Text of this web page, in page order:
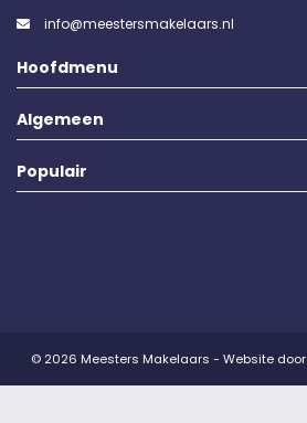
info@meestersmakelaars.nl
Hoofdmenu
Algemeen
Populair
© 2026 Meesters Makelaars - Website door